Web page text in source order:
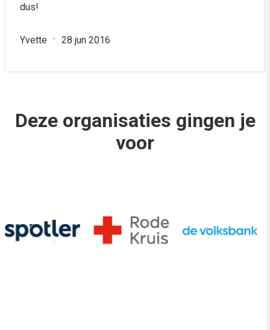
dus!
Yvette 28 jun 2016
Deze organisaties gingen je
voor